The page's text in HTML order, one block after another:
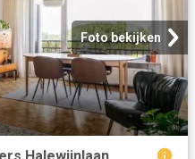
Foto bekijken